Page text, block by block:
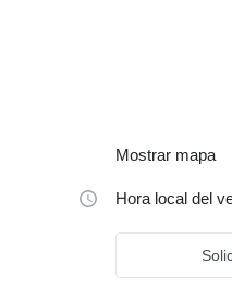
Mostrar mapa
Hora local del